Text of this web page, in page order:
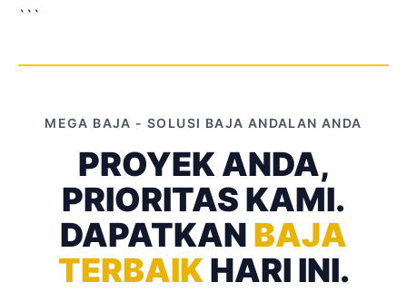
```
MEGA BAJA - SOLUSI BAJA ANDALAN ANDA
PROYEK ANDA,
PRIORITAS KAMI.
DAPATKAN BAJA
TERBAIKHARI INI.